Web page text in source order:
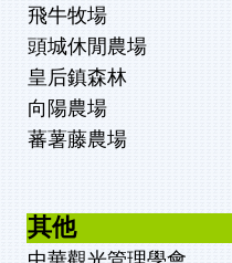
飛牛牧場
頭城休閒農場
皇后鎮森林
向陽農場
蕃薯藤農場
其他